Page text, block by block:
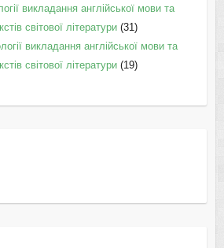
викладання англійської мови та
світової літератури(31)
викладання англійської мови та
світової літератури(19)